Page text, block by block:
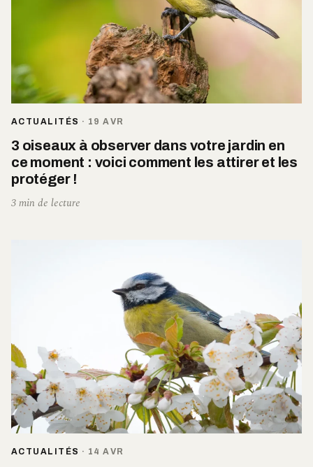
ACTUALITÉS · 19 AVR
3 oiseaux à observer dans votre jardin en
ce moment : voici comment les attirer et les
protéger !
3 min de lecture
ACTUALITÉS · 14 AVR